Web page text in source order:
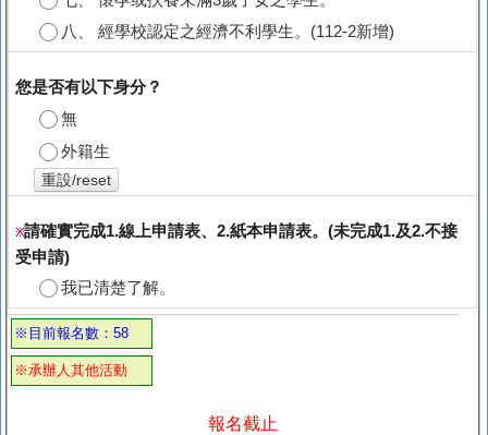
八、 經學校認定之經濟不利學生。(112-2新增)
您是否有以下身分？
無
外籍生
重設/reset
※請確實完成1.線上申請表、2.紙本申請表。(未完成1.及2.不接
受申請)
我已清楚了解。
※目前報名數：58
※承辦人其他活動
報名截止